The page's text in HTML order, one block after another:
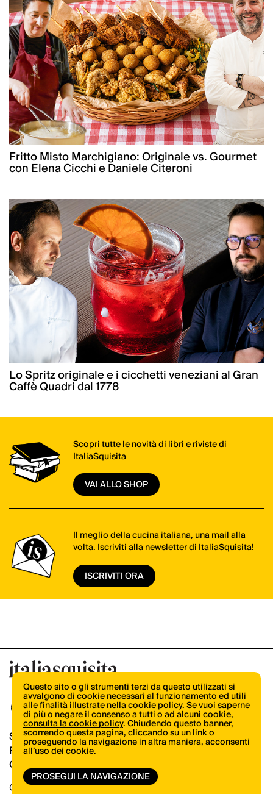
Fritto Misto Marchigiano: Originale vs. Gourmet
con Elena Cicchi e Daniele Citeroni
Lo Spritz originale e i cicchetti veneziani al Gran
Caffè Quadri dal 1778
Scopri tutte le novità di libri e riviste di
ItaliaSquisita
VAI ALLO SHOP
Il meglio della cucina italiana, una mail alla
volta. Iscriviti alla newsletter di ItaliaSquisita!
ISCRIVITI ORA
© Copyright 2026.Vertical.it
Shop
Pubblicità
Contatti
Questo sito o gli strumenti terzi da questo utilizzati si
avvalgono di cookie necessari al funzionamento ed utili
alle finalità illustrate nella cookie policy. Se vuoi saperne
di più o negare il consenso a tutti o ad alcuni cookie,
consulta la cookie policy. Chiudendo questo banner,
scorrendo questa pagina, cliccando su un link o
proseguendo la navigazione in altra maniera, acconsenti
all’uso dei cookie.
PROSEGUI LA NAVIGAZIONE